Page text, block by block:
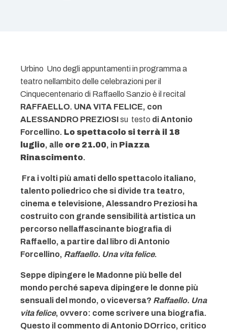
Urbino  Uno degli appuntamenti in programma a
teatro nellambito delle celebrazioni per il
Cinquecentenario di Raffaello Sanzio è il recital
RAFFAELLO. UNA VITA FELICE, con
ALESSANDRO PREZIOSIsu testo di Antonio
Forcellino. Lo spettacolo si terrà il 18
luglio, alle ore 21.00, in Piazza
Rinascimento.
Fra i volti più amati dello spettacolo italiano,
talento poliedrico che si divide tra teatro,
cinema e televisione, Alessandro Preziosi ha
costruito con grande sensibilità artistica un
percorso nellaffascinante biografia di
Raffaello, a partire dal libro di Antonio
Forcellino, Raffaello. Una vita felice.
Seppe dipingere le Madonne più belle del
mondo perché sapeva dipingere le donne più
sensuali del mondo, o viceversa? Raffaello. Una
vita felice, ovvero: come scrivere una biografia.
Questo il commento di Antonio DOrrico, critico